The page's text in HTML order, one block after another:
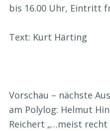
bis 16.00 Uhr, Eintritt
Text: Kurt Härting
Vorschau – nächste
am Polylog: Helmut
Reichert „…meist recht